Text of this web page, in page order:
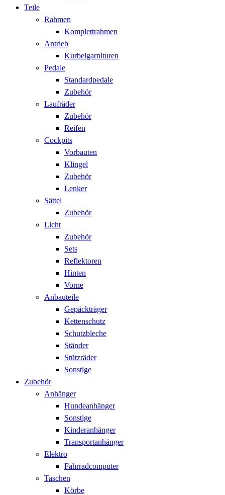
Teile
Rahmen
Komplettrahmen
Antrieb
Kurbelgarnituren
Pedale
Standardpedale
Zubehör
Laufräder
Zubehör
Reifen
Cockpits
Vorbauten
Klingel
Zubehör
Lenker
Sättel
Zubehör
Licht
Zubehör
Sets
Reflektoren
Hinten
Vorne
Anbauteile
Gepäckträger
Kettenschutz
Schutzbleche
Ständer
Stützräder
Sonstige
Zubehör
Anhänger
Hundeanhänger
Sonstige
Kinderanhänger
Transportanhänger
Elektro
Fahrradcomputer
Taschen
Körbe